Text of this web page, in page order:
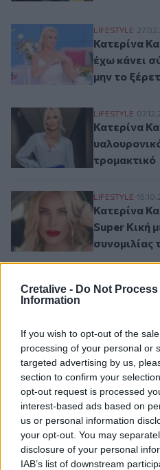
Cretalive - Do Not Process
Information
If you wish to opt-out of the
processing of your personal or
targeted advertising by us,
section to confirm your
opt-out request is processed
interest-based ads based on
us or personal information
your opt-out. You may
disclosure of your personal
IAB’s list of downstream
Κατερίνα
LIFESTYLE
Κατερίνα
έχω κάνει
μην το
Κατερίνα
LIFESTYLE
Κατερίνα
τρομακτικό
Κατερίνα
LIFESTYLE
Κατερίνα
Super Κική
συνομιλίας
1
Ροή ειδήσεων